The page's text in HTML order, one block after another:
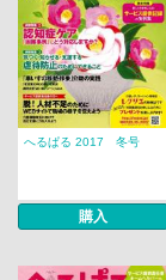
へるぱる 2017 冬号
購入